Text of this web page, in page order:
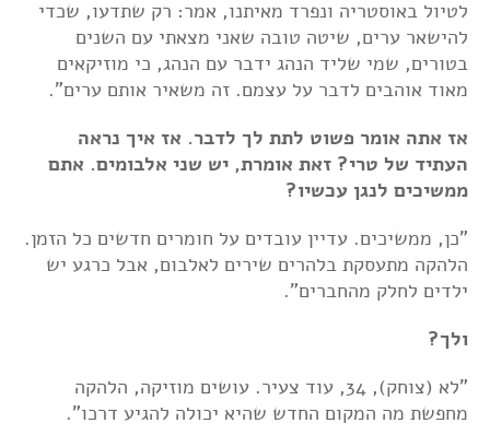
לטיול באוסטריה ונפרד מאיתנו, אמר: רק שתדעו, שכדי
להישאר ערים, שיטה טובה שאני מצאתי עם השנים
בטורים, שמי שליד הנהג ידבר עם הנהג, כי מוזיקאים
מאוד אוהבים לדבר על עצמם. זה משאיר אותם ערים".
אז אתה אומר פשוט לתת לך לדבר. אז איך נראה
העתיד של טרי? זאת אומרת, יש שני אלבומים. אתם
ממשיכים לנגן עכשיו?
"כן, ממשיכים. עדיין עובדים על חומרים חדשים כל הזמן.
הלהקה מתעסקת בלהרים שירים לאלבום, אבל כרגע יש
ילדים לחלק מהחברים".
ולך?
"לא (צוחק), 34, עוד צעיר. עושים מוזיקה, הלהקה
מחפשת מה המקום החדש שהיא יכולה להגיע דרכו".